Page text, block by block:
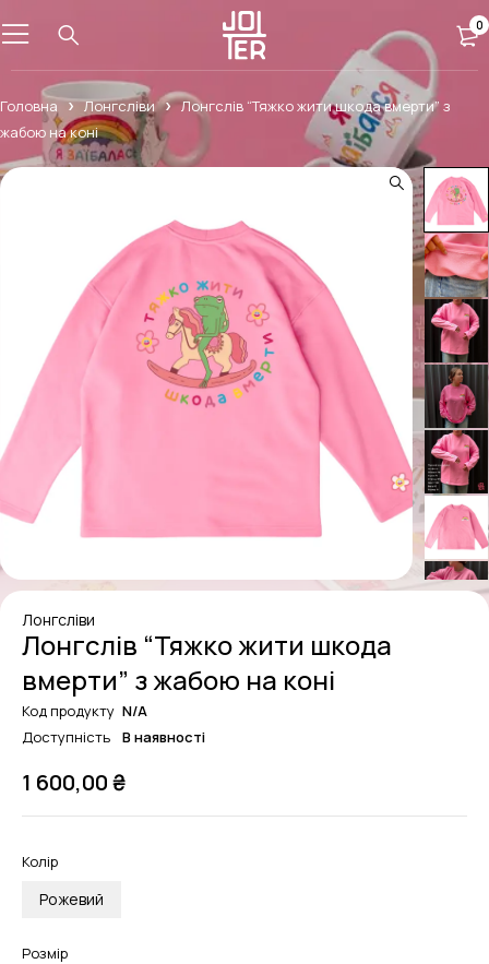
0
Головна Лонгсліви
Лонгслів “Тяжко жити шкода вмерти” з
жабою на коні
Лонгсліви
Лонгслів “Тяжко жити шкода
вмерти” з жабою на коні
Код продукту N/A
Доступність
В наявності
1 600,00₴
Колір
Рожевий
Розмір